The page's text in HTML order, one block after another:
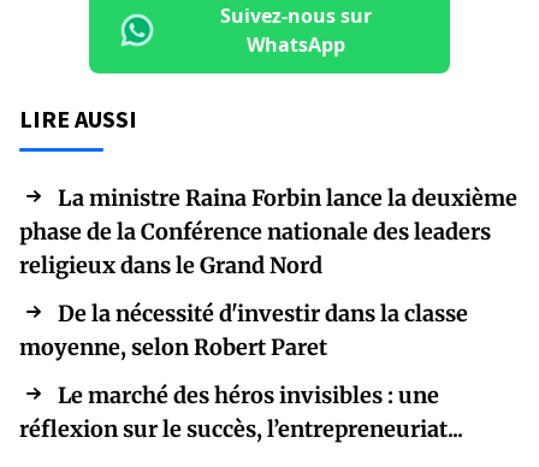
Suivez-nous sur
WhatsApp
LIRE AUSSI
La ministre Raina Forbin lance la deuxième
phase de la Conférence nationale des leaders
religieux dans le Grand Nord
De la nécessité d'investir dans la classe
moyenne, selon Robert Paret
Le marché des héros invisibles : une
réflexion sur le succès, l’entrepreneuriat...